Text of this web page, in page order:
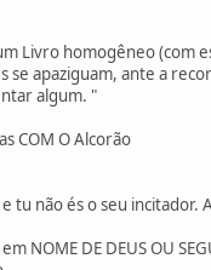
Livro homogêneo
se apaziguam, ante a
algum. "
COM O Alcorão
tu não és o seu
NOME DE DEUS OU